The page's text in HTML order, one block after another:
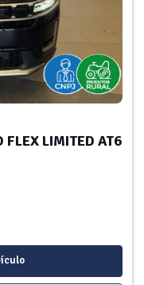
FLEX LIMITED AT6